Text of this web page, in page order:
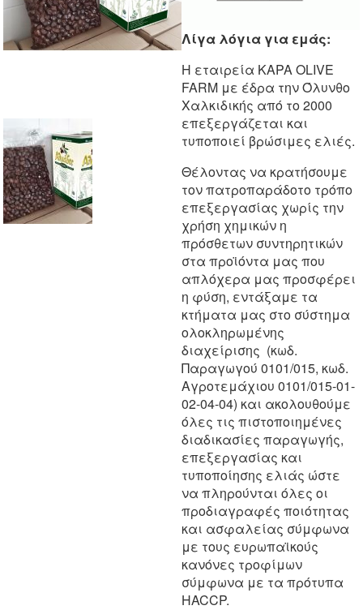
Λίγα λόγια για εμάς:
Η εταιρεία KAPA OLIVE
FARM με έδρα την Όλυνθο
Χαλκιδικής από το 2000
επεξεργάζεται και
τυποποιεί βρώσιμες ελιές.
Θέλοντας να κρατήσουμε
τον πατροπαράδοτο τρόπο
επεξεργασίας χωρίς την
χρήση χημικών η
πρόσθετων συντηρητικών
στα προϊόντα μας που
απλόχερα μας προσφέρει
η φύση, εντάξαμε τα
κτήματα μας στο σύστημα
ολοκληρωμένης
διαχείρισης (κωδ.
Παραγωγού 0101/015, κωδ.
Αγροτεμάχιου 0101/015-01-
02-04-04) και ακολουθούμε
όλες τις πιστοποιημένες
διαδικασίες παραγωγής,
επεξεργασίας και
τυποποίησης ελιάς ώστε
να πληρούνται όλες οι
προδιαγραφές ποιότητας
και ασφαλείας σύμφωνα
με τους ευρωπαϊκούς
κανόνες τροφίμων
σύμφωνα με τα πρότυπα
HACCP.